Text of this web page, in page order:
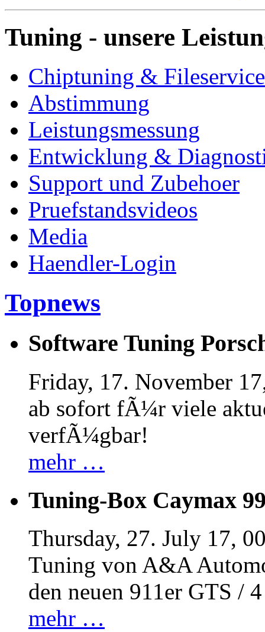
Tuning - unsere
Chiptuning & Fileservice
Abstimmung
Leistungsmessung
Entwicklung &
Support und Zubehoer
Pruefstandsvideos
Media
Haendler-Login
Topnews
Software Tuning
Friday, 17. November
ab sofort fÃ¼r viele
verfÃ¼gbar!
mehr …
Tuning-Box Caymax
Thursday, 27. July 17,
Tuning von A&A
den neuen 911er GTS /
mehr …